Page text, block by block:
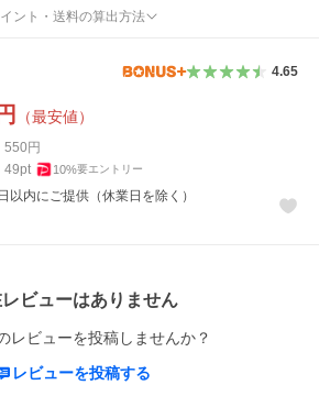
ント・送料の算出方法
4.65
円 （最安値）
550 円
49pt 10%要エントリー
以内にご提供（休業日を除く）
ビューはありません
レビューを投稿しませんか？
レビューを投稿する